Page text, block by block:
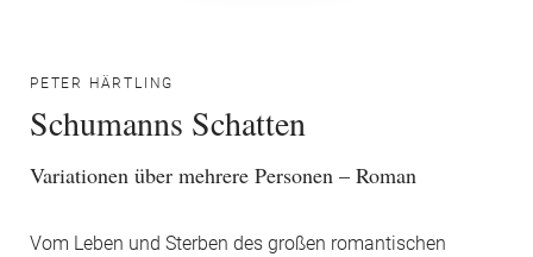
PETER HÄRTLING
Schumanns Schatten
Variationen über mehrere Personen – Roman
Vom Leben und Sterben des großen romantischen